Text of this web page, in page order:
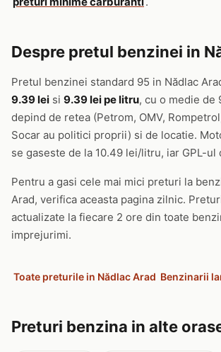
Despre pretul benzinei in
Pretul benzinei standard 95 in Nădlac
9.39 lei si 9.39 lei pe litru, cu o medie de
depind de retea (Petrom, OMV,
Socar au politici proprii) si de locatie.
se gaseste de la 10.49 lei/litru, iar GPL-ul
Pentru a gasi cele mai mici preturi la
Arad, verifica aceasta pagina zilnic.
actualizate la fiecare 2 ore din toate
imprejurimi.
Toate preturile in Nădlac Arad Benzinarii
Preturi benzina in alte